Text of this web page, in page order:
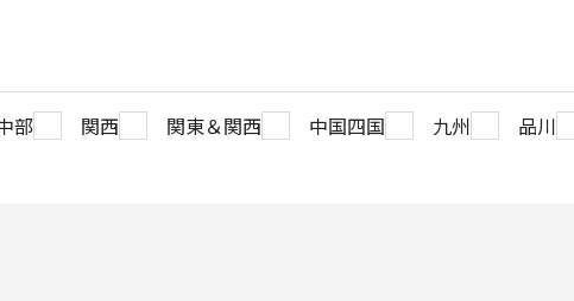
部 関西 関東＆関西 中国四国 九州 品川